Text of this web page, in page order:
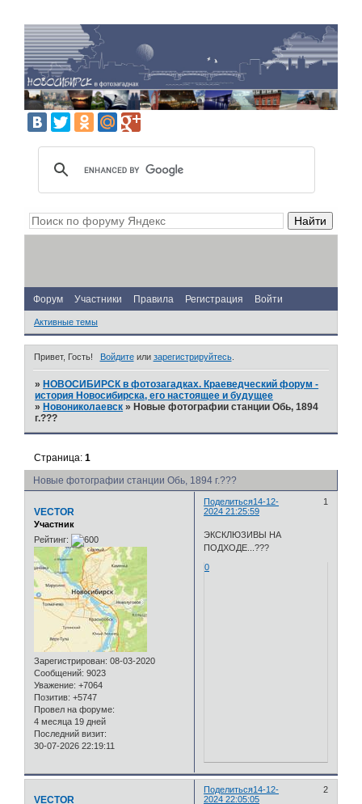
Форум Участники Правила Регистрация Войти
Активные темы
Привет, Гость! Войдитеили зарегистрируйтесь.
» НОВОСИБИРСК в фотозагадках. Краеведческий форум -
история Новосибирска, его настоящее и будущее
» Новониколаевск » Новые фотографии станции Обь, 1894
г.???
Новые фотографии станции Обь, 1894 г.???
Страница:1
Поделиться 1
14-12-
2024 21:25:59
VECTOR
Участник
Рейтинг:
Зарегистрирован: 08-03-2020
Сообщений: 9023
Уважение: +7064
Позитив: +5747
Провел на форуме:
4 месяца 19 дней
Последний визит:
30-07-2026 22:19:11
ЭКСКЛЮЗИВЫ НА
ПОДХОДЕ...???
0
Поделиться 2
14-12-
2024 22:05:05
VECTOR